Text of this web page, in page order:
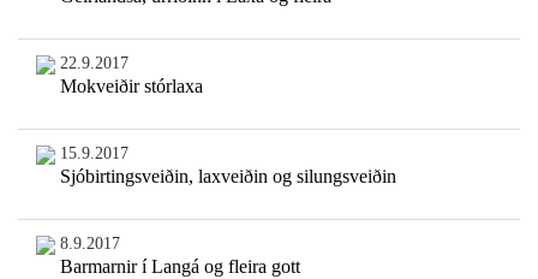
22.9.2017
Mokveiðir stórlaxa
15.9.2017
Sjóbirtingsveiðin, laxveiðin og silungsveiðin
8.9.2017
Barmarnir í Langá og fleira gott